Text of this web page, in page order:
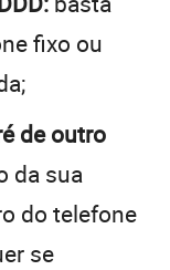
fixo ou
de outro
da sua
do telefone
se